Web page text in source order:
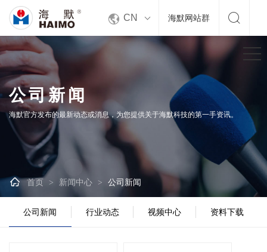
 CN 海默网站群 
公司新闻
海默官方发布的最新动态或消息，为您提供关于海默科技的第一手资讯。
 首页 > 新闻中心 > 公司新闻
公司新闻 行业动态 视频中心 资料下载